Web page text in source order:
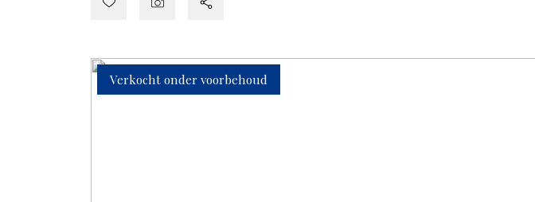
Verkocht onder voorbehoud